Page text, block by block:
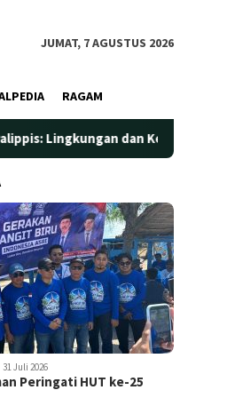
JUMAT, 7 AGUSTUS 2026
RAGAM
dan Kesehatan Jadi Prioritas
31 Juli 2026
Peringati HUT ke-25